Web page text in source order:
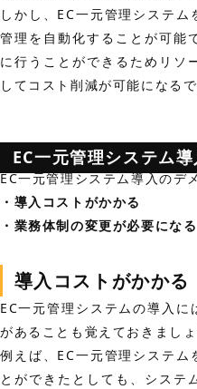
しかし、EC一元管理システ
管理を自動化することが可能
に行うことができるためリソ
してコスト削減が可能になるで
EC一元管理システム
EC一元管理システム導入のデ
・導入コストがかかる
・業務体制の変更が必要になる
導入コストがかかる
EC一元管理システムの導入に
があることも覚えておきましょ
例えば、EC一元管理システム
とができたとしても、システ